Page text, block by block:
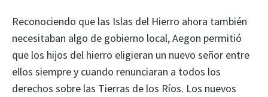
Reconociendo que las Islas del Hierro ahora también
necesitaban algo de gobierno local, Aegon permitió
que los hijos del hierro eligieran un nuevo señor entre
ellos siempre y cuando renunciaran a todos los
derechos sobre las Tierras de los Ríos. Los nuevos